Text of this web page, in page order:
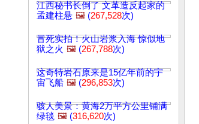
江西秘书长倒了 文革造反起家的
孟建柱悬 🖼️ (267,528次)
冒死实拍！火山岩浆入海 惊似地
狱之火 🖼️ (267,788次)
这奇特岩石原来是15亿年前的宇
宙飞船 🖼️ (296,853次)
骇人美景：黄海2万平方公里铺满
绿毯 🖼️ (316,620次)